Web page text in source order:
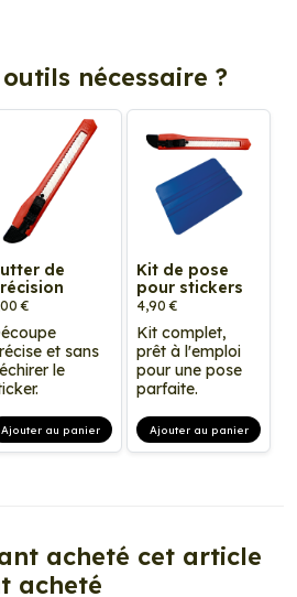
nécessaire ?
de
€
et sans
le
Ajouter au panier
Kit de pose
pour stickers
4,90 €
Kit complet,
prêt à l'emploi
pour une pose
parfaite.
Ajouter au panier
acheté cet article
acheté